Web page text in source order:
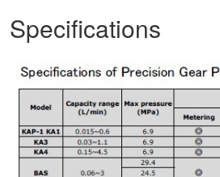
Specifications